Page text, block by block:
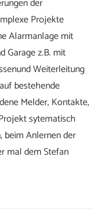
Projekte
Alarmanlage mit
Garage z.B. mit
Weiterleitung
bestehende
Melder, Kontakte,
sytematisch
beim Anlernen der
mal dem Stefan